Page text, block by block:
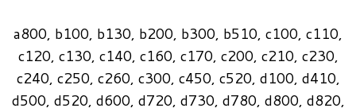
a800, b100, b130, b200, b300, b510, c100, c110,
c120, c130, c140, c160, c170, c200, c210, c230,
c240, c250, c260, c300, c450, c520, d100, d410,
d500, d520, d600, d720, d730, d780, d800, d820,